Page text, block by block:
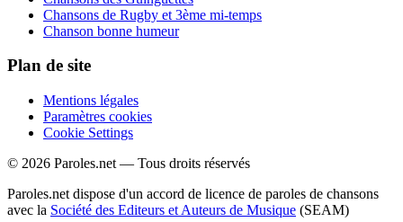
Chansons de Rugby et 3ème mi-temps
Chanson bonne humeur
Plan de site
Mentions légales
Paramètres cookies
Cookie Settings
© 2026 Paroles.net — Tous droits réservés
Paroles.net dispose d'un accord de licence de paroles de chansons
avec la Société des Editeurs et Auteurs de Musique (SEAM)